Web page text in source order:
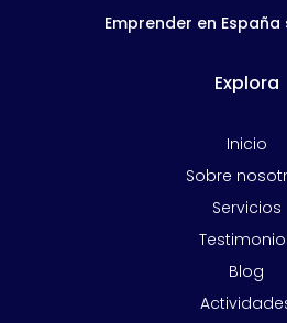
Emprender en
Explora
Inicio
Sobre
Servicios
Blog